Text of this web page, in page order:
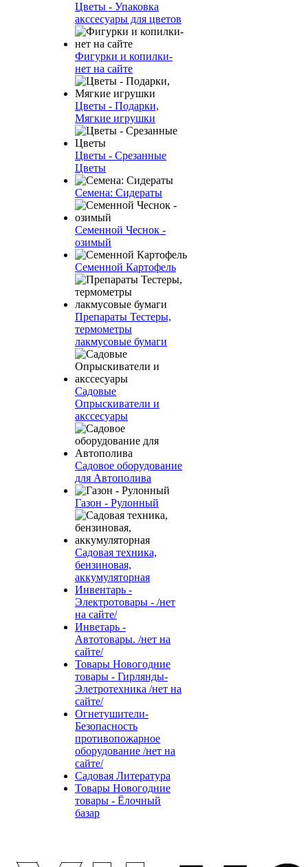
Цветы - Упаковка
акссесуары для цветов
Фигурки и копилки-
нет на сайте
Цветы - Подарки,
Мягкие игрушки
Цветы - Срезанные
Цветы
Семена: Сидераты
Семенной Чеснок -
озимый
Семенной Картофель
Препараты Тестеры,
термометры
лакмусовые бумаги
Садовые
Опрыскиватели и
акссесуары
Садовое оборудование
для Автополива
Газон - Рулонный
Садовая техника,
бензиновая,
аккумуляторная
Инвентарь -
Электротовары - /нет
на сайте/
Инветарь -
Автотовары. /нет на
сайте/
Товары Новогодние
товары - Гирлянды-
Элетротехника /нет на
сайте/
Огнетушители-
Безопасность
противопожарное
оборудование /нет на
сайте/
Садовая Литература
Товары Новогодние
товары - Ёлочный
базар